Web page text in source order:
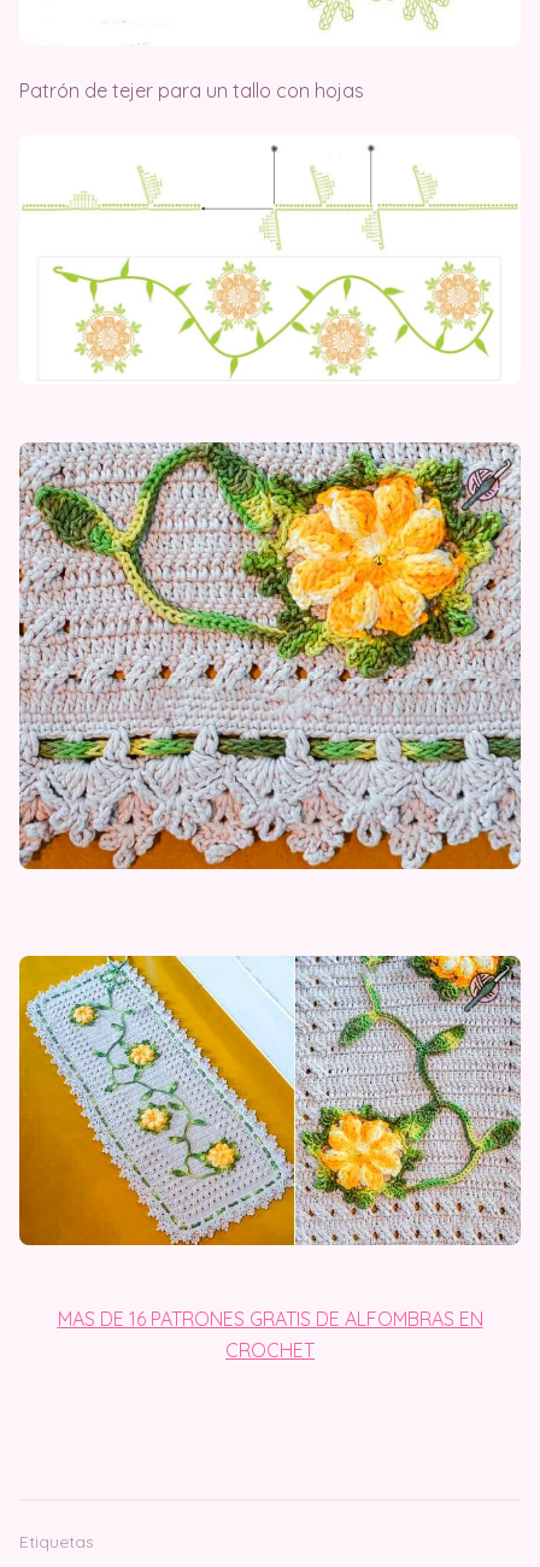
Patrón de tejer para un tallo con hojas
MAS DE 16 PATRONES GRATIS DE ALFOMBRAS EN
CROCHET
Etiquetas